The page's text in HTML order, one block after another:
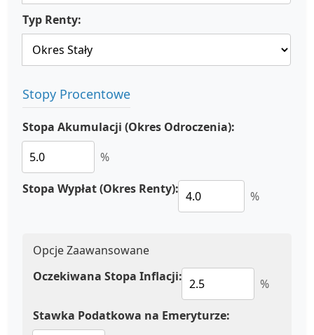
Typ Renty:
Stopy Procentowe
Stopa Akumulacji (Okres Odroczenia):
%
Stopa Wypłat (Okres Renty): %
Opcje Zaawansowane
Oczekiwana Stopa Inflacji:
%
Stawka Podatkowa na Emeryturze: